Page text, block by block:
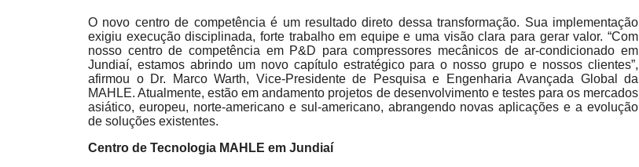
O novo centro de competência é um resultado direto dessa transformação. Sua implementação
exigiu execução disciplinada, forte trabalho em equipe e uma visão clara para gerar valor. “Com
nosso centro de competência em P&D para compressores mecânicos de ar-condicionado em
Jundiaí, estamos abrindo um novo capítulo estratégico para o nosso grupo e nossos clientes”,
afirmou o Dr. Marco Warth, Vice-Presidente de Pesquisa e Engenharia Avançada Global da
MAHLE. Atualmente, estão em andamento projetos de desenvolvimento e testes para os mercados
asiático, europeu, norte-americano e sul-americano, abrangendo novas aplicações e a evolução
de soluções existentes.
Centro de Tecnologia MAHLE em Jundiaí